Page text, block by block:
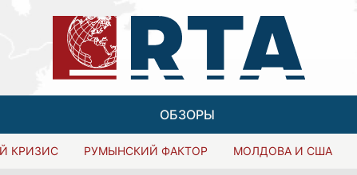
ОБЗОРЫ
КРИЗИС РУМЫНСКИЙ ФАКТОР МОЛДОВА И США